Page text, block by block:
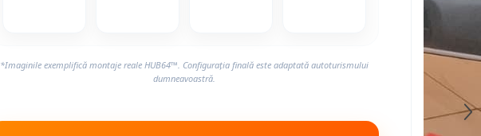
*Imaginile exemplifică montaje reale HUB64™. Configurația finală este adaptată autoturismului
dumneavoastră.